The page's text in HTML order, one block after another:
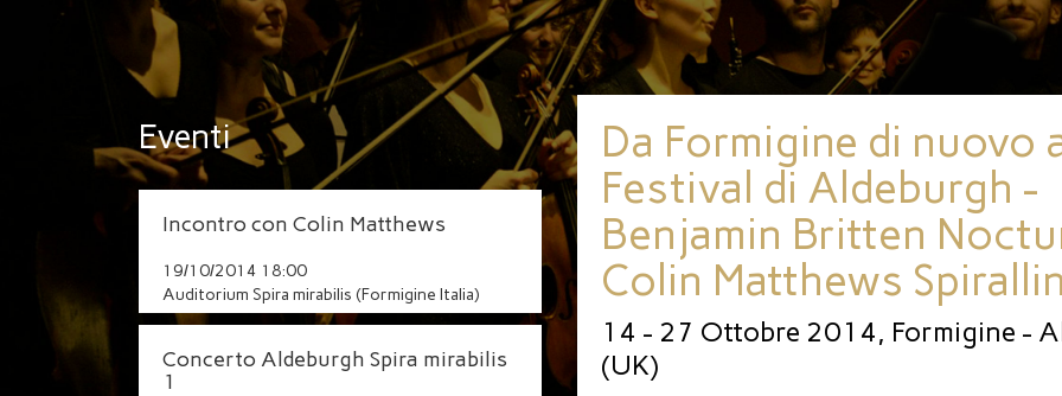
Da Formigine di nuovo
Festival di Aldeburgh -
Benjamin Britten
Colin Matthews
14 - 27 Ottobre 2014, Formigine -
(UK)
Eventi
Incontro con Colin Matthews
19/10/2014 18:00
Auditorium Spira mirabilis (Formigine Italia)
Concerto Aldeburgh Spira mirabilis
1